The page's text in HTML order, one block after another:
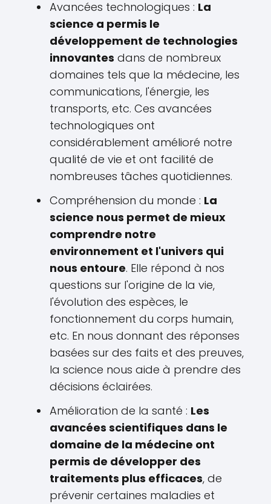
Avancées technologiques : La
science a permis le
développement de technologies
innovantes dans de nombreux
domaines tels que la médecine, les
communications, l'énergie, les
transports, etc. Ces avancées
technologiques ont
considérablement amélioré notre
qualité de vie et ont facilité de
nombreuses tâches quotidiennes.
Compréhension du monde : La
science nous permet de mieux
comprendre notre
environnement et l'univers qui
nous entoure. Elle répond à nos
questions sur l'origine de la vie,
l'évolution des espèces, le
fonctionnement du corps humain,
etc. En nous donnant des réponses
basées sur des faits et des preuves,
la science nous aide à prendre des
décisions éclairées.
Amélioration de la santé : Les
avancées scientifiques dans le
domaine de la médecine ont
permis de développer des
traitements plus efficaces, de
prévenir certaines maladies et